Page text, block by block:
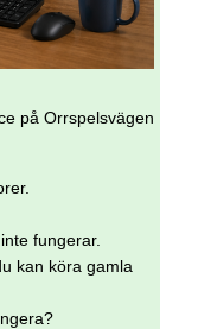
på Orrspelsvägen
fungerar.
kan köra gamla